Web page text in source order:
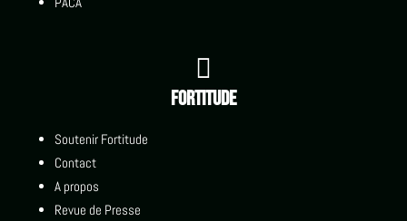

Fortitude
Soutenir Fortitude
Contact
A propos
Revue de Presse